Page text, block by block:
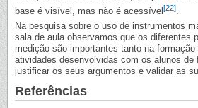
base é visível, mas não é acessível [22].
Na pesquisa sobre o uso de instrumentos
sala de aula observamos que os diferentes
medição são importantes tanto na
atividades desenvolvidas com os alunos de
justificar os seus argumentos e validar as
Referências